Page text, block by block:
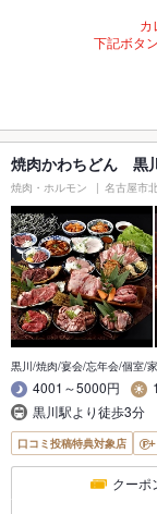
カ
下記ボタ
焼肉かわちどん 黒
焼肉・ホルモン 名古屋市
黒川/焼肉/宴会/忘年会/個室/
4001～5000円
黒川駅より徒歩3分
口コミ投稿特典対象店
クーポ